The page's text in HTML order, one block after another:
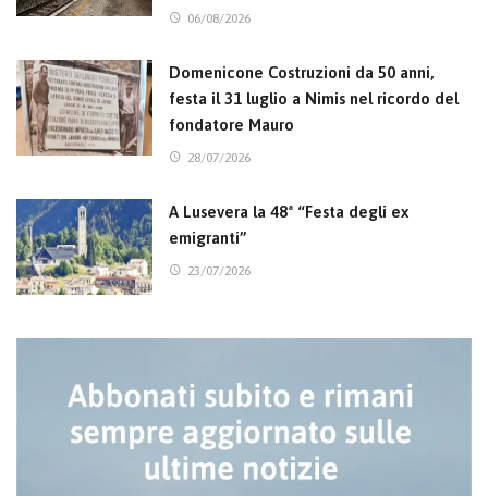
06/08/2026
Domenicone Costruzioni da 50 anni,
festa il 31 luglio a Nimis nel ricordo del
fondatore Mauro
28/07/2026
A Lusevera la 48ª “Festa degli ex
emigranti”
23/07/2026